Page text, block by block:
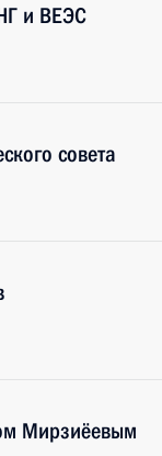
и ВЕЭС
совета
Мирзиёевым